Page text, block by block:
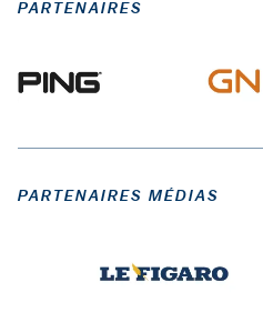
PARTENAIRES
PARTENAIRES MÉDIAS